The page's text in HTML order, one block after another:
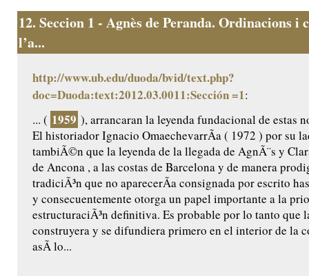
12. Seccion 1 - Agnès de Peranda. Ordinacions i
l’a...
http://www.ub.edu/duoda/bvid/text.php?
doc=Duoda:text:2012.03.0011:Sección =1:
... ( 1959 ), arrancaran la leyenda fundacional de estas
El historiador Ignacio OmaechevarrÃ­a ( 1972 ) por su
tambiÃ©n que la leyenda de la llegada de AgnÃ¨s y
de Ancona , a las costas de Barcelona y de manera
tradiciÃ³n que no aparecerÃ­a consignada por escrito
y consecuentemente otorga un papel importante a la
estructuraciÃ³n definitiva. Es probable por lo tanto que
construyera y se difundiera primero en el interior de la
asÃ­ lo...